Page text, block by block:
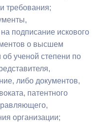
требования;
подписание искового
о высшем
ученой степени по
либо документов,
патентного
организации;